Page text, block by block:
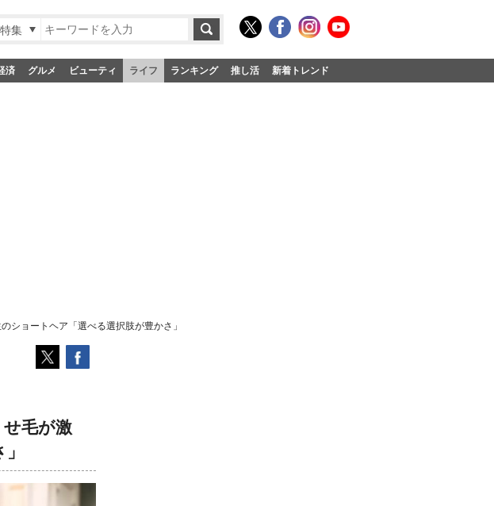
集
済 グルメ ビューティ ライフ ランキング 推し活 新着トレンド
ショートヘア「選べる選択肢が豊かさ」
せ毛が激